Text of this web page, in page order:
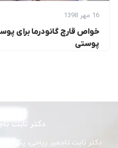
16 مهر 1398
پوستی
دکتر نابت
دکتر نابت تاجمیر ریاحی، یکی